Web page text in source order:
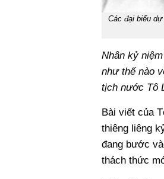
Các đại biểu
Nhân kỷ
như thế nào
tịch nước Tô
Bài viết của
thiêng liêng
đang bước
thách thức